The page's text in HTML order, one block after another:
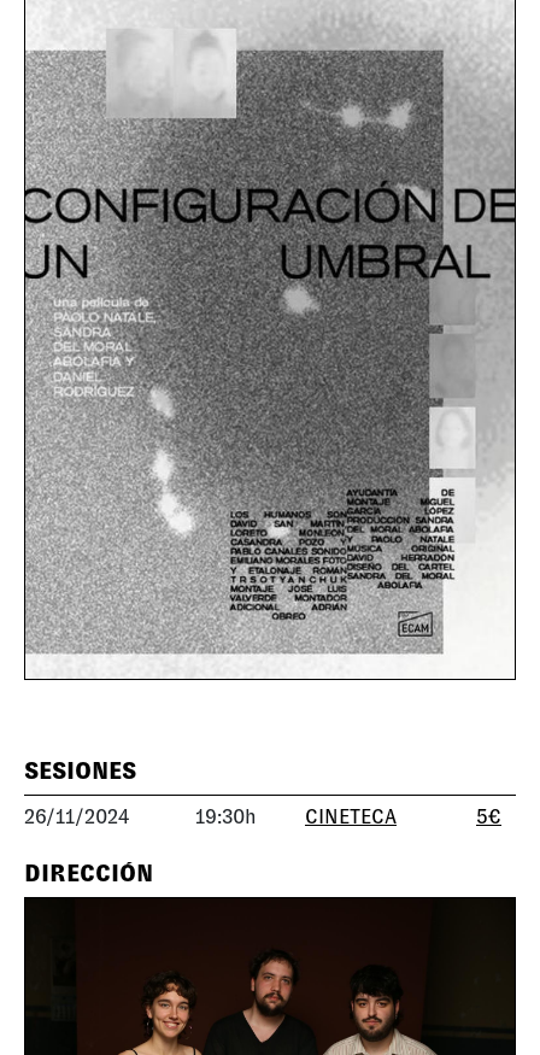
SESIONES
26/11/2024 19:30h CINETECA 5€
DIRECCIÓN